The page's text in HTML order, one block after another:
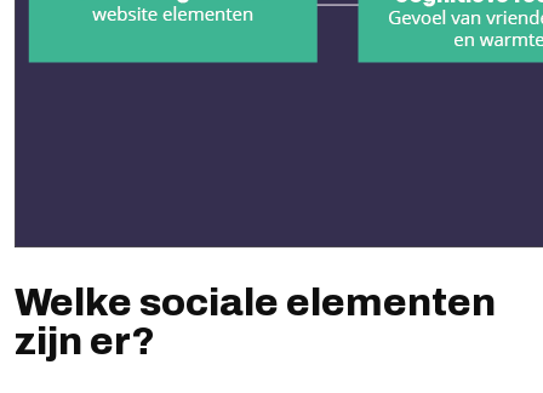
Welke sociale elementen
zijn er?